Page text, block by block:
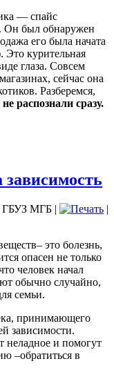
— спайс
Он был обнаружен
его была начата
Это курительная
глаза. Совсем
сейчас она
Разберемся,
распознали сразу.
зависимость
ГБУЗ МГБ |
|
– это болезнь,
опасен не только
человек начал
обычно случайно,
семьи.
принимающего
зависимости.
неладное и помогут
–обратиться в